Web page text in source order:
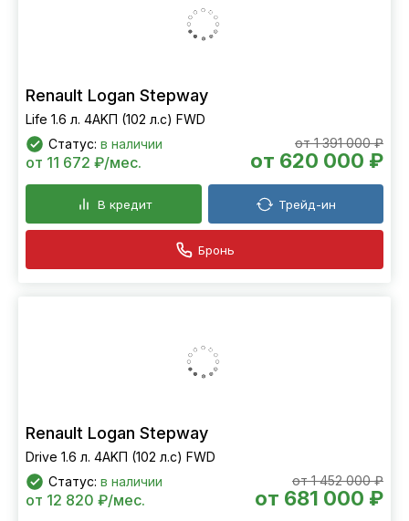
Renault Logan Stepway
Life 1.6 л. 4АKП (102 л.с) FWD
Статус: в наличии от 1 391 000 ₽
от 620 000 ₽
от 11 672 ₽/мес.
В кредит Трейд-ин
Бронь
Renault Logan Stepway
Drive 1.6 л. 4АKП (102 л.с) FWD
Статус: в наличии от 1 452 000 ₽
от 681 000 ₽
от 12 820 ₽/мес.